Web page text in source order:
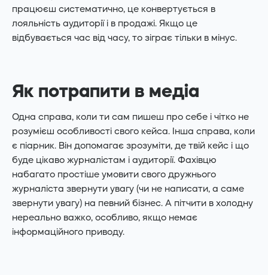
працюєш систематично, це конвертується в
лояльність аудиторії і в продажі. Якщо це
відбувається час від часу, то зіграє тільки в мінус.
Як потрапити в медіа
Одна справа, коли ти сам пишеш про себе і чітко не
розумієш особливості свого кейса. Інша справа, коли
є піарник. Він допомагає зрозуміти, де твій кейс і що
буде цікаво журналістам і аудиторії. Фахівцю
набагато простіше умовити свого дружнього
журналіста звернути увагу (чи не написати, а саме
звернути увагу) на певний бізнес. А пітчити в холодну
нереально важко, особливо, якщо немає
інформаційного приводу.